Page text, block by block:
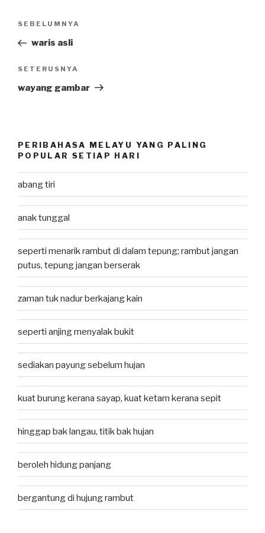
Post
Previous
Post
SEBELUMNYA
waris asli
Next
Post
SETERUSNYA
wayang gambar
PERIBAHASA MELAYU YANG PALING
POPULAR SETIAP HARI
abang tiri
anak tunggal
seperti menarik rambut di dalam tepung; rambut jangan
putus, tepung jangan berserak
zaman tuk nadur berkajang kain
seperti anjing menyalak bukit
sediakan payung sebelum hujan
kuat burung kerana sayap, kuat ketam kerana sepit
hinggap bak langau, titik bak hujan
beroleh hidung panjang
bergantung di hujung rambut